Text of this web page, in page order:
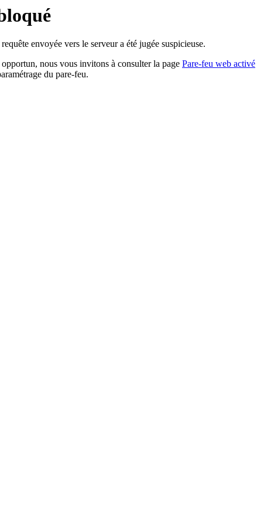
envoyée vers le serveur a été jugée suspicieuse.
nous vous invitons à consulter la page Pare-feu web activé
du pare-feu.